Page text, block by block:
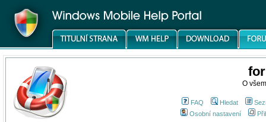
O
FAQ Hledat
Osobní nastavení